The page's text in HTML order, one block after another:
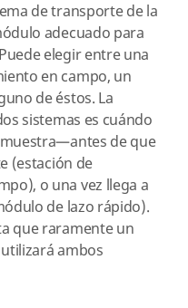
de transporte de la
adecuado para
elegir entre una
en campo, un
de éstos. La
sistemas es cuándo
de que
(estación de
o una vez llega a
de lazo rápido).
que raramente un
ambos